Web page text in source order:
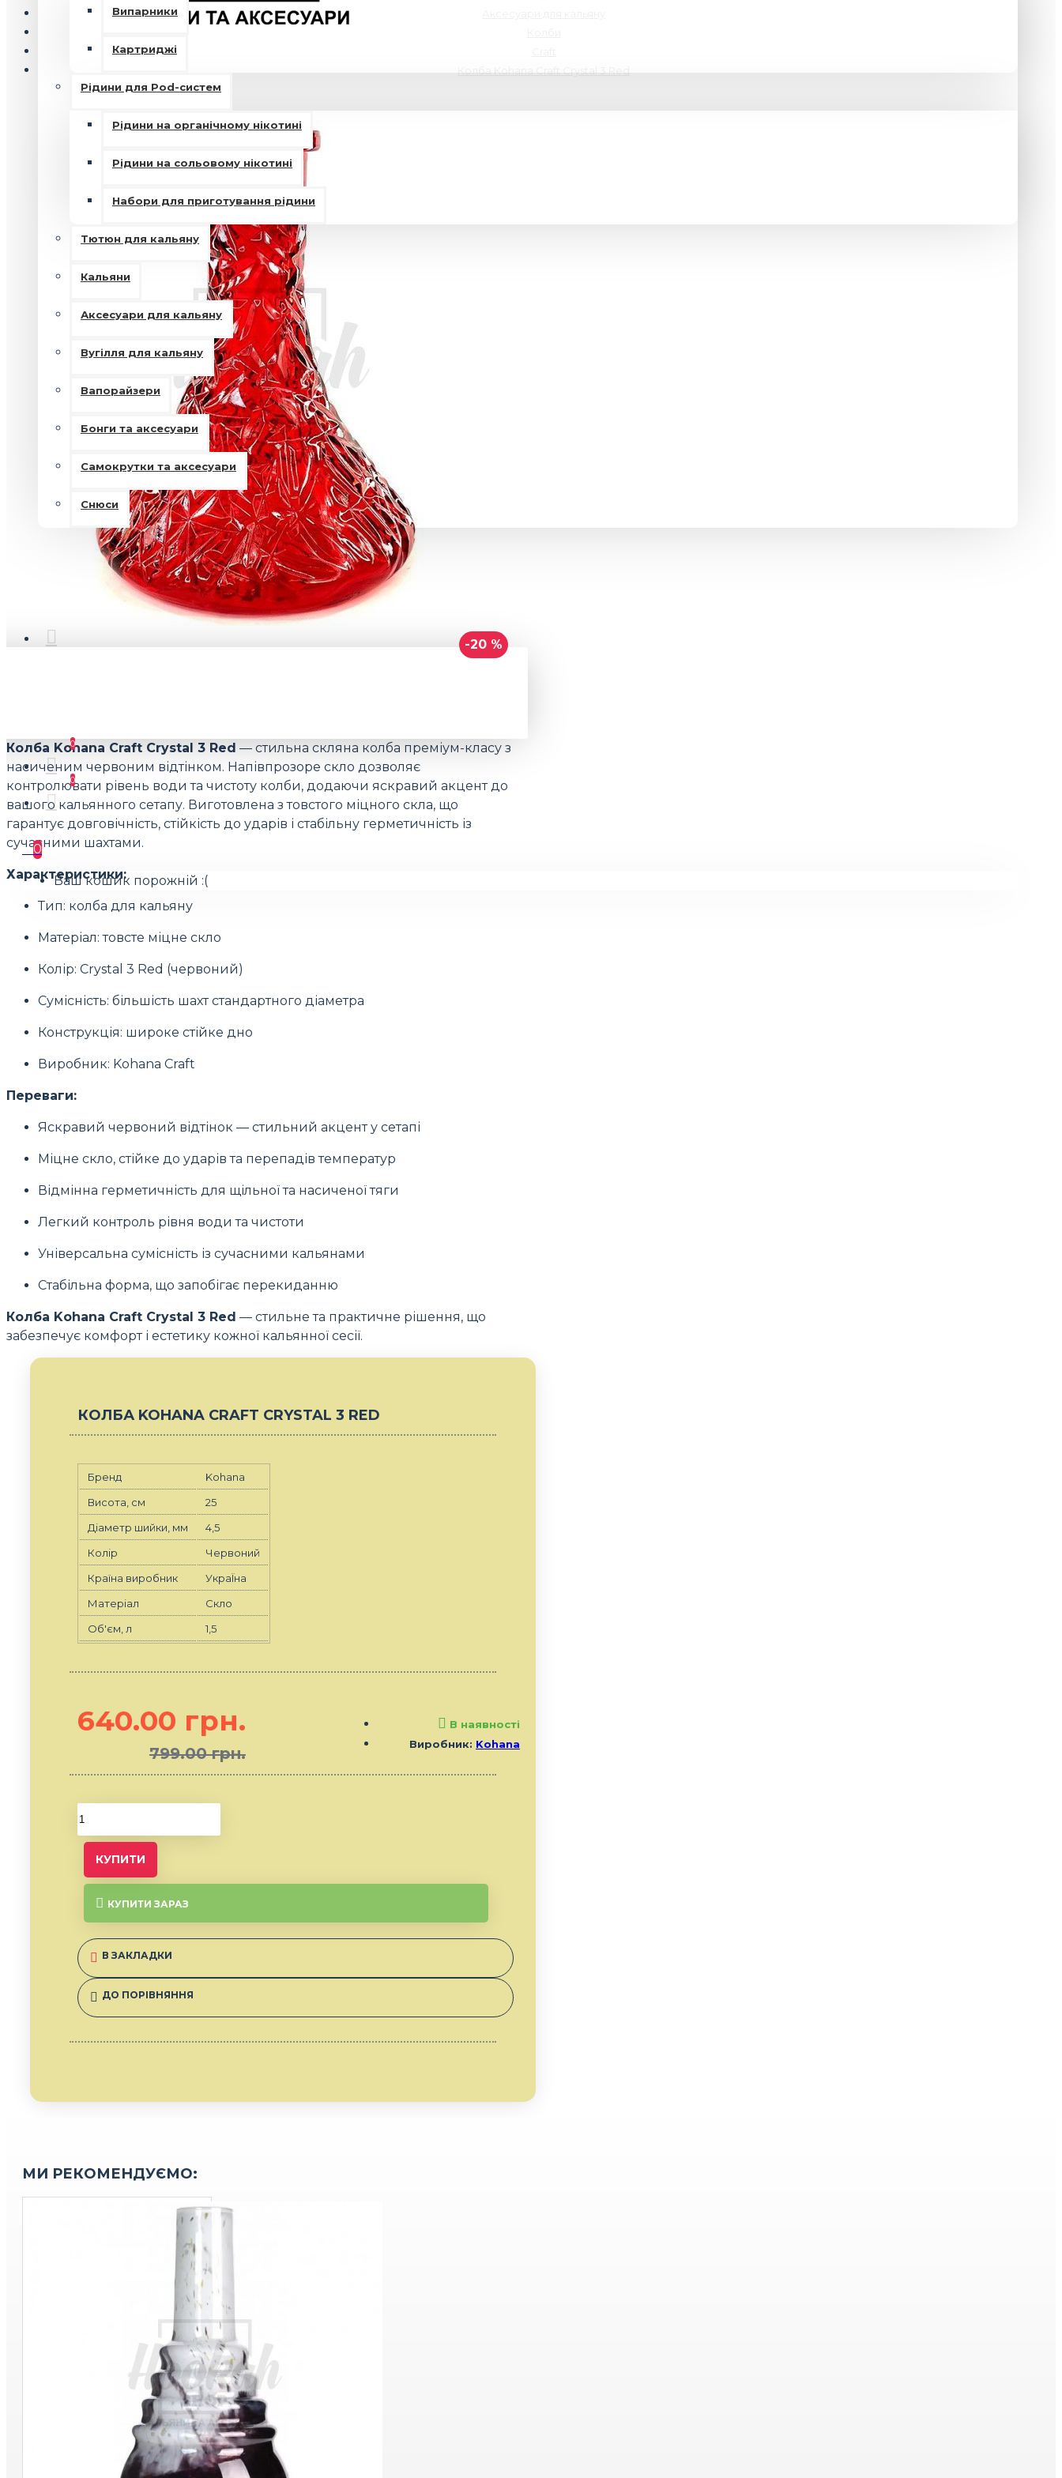
Випарники
Картриджі
Рідини для Pod-систем
Рідини на органічному нікотині
Рідини на сольовому нікотині
Набори для приготування рідини
Тютюн для кальяну
Кальяни
Аксесуари для кальяну
Вугілля для кальяну
Вапорайзери
Бонги та аксесуари
Самокрутки та аксесуари
Снюси
0
0
0
Ваш кошик порожній :(
Колба Kohana Craft Crystal 3 Red
-20 %
Колба Kohana Craft Crystal 3 Red — стильна скляна колба преміум-класу з
насиченим червоним відтінком. Напівпрозоре скло дозволяє
контролювати рівень води та чистоту колби, додаючи яскравий акцент до
вашого кальянного сетапу. Виготовлена з товстого міцного скла, що
гарантує довговічність, стійкість до ударів і стабільну герметичність із
сучасними шахтами.
Характеристики:
Тип: колба для кальяну
Матеріал: товсте міцне скло
Колір: Crystal 3 Red (червоний)
Сумісність: більшість шахт стандартного діаметра
Конструкція: широке стійке дно
Виробник: Kohana Craft
Переваги:
Яскравий червоний відтінок — стильний акцент у сетапі
Міцне скло, стійке до ударів та перепадів температур
Відмінна герметичність для щільної та насиченої тяги
Легкий контроль рівня води та чистоти
Універсальна сумісність із сучасними кальянами
Стабільна форма, що запобігає перекиданню
Колба Kohana Craft Crystal 3 Red — стильне та практичне рішення, що
забезпечує комфорт і естетику кожної кальянної сесії.
КОЛБА KOHANA CRAFT CRYSTAL 3 RED
Бренд
Kohana
Висота, см
25
Діаметр шийки, мм
4,5
Колір
Червоний
Країна виробник
УкраЇна
Матеріал
Скло
Об'єм, л
1,5
640.00 грн.
799.00 грн.
В наявності
Виробник: Kohana
КУПИТИ
КУПИТИ ЗАРАЗ
В ЗАКЛАДКИ
ДО ПОРІВНЯННЯ
МИ РЕКОМЕНДУЄМО: